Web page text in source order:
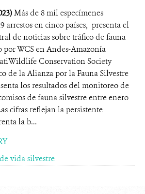
Más de​ 8 mil ​especímenes​​ ​​
arrestos en​ cinco países,​ ​ ​​presenta el
de noticias sobre tráfico de fauna
WCS en Andes-Amazonía​
​​Wildlife Conservation Society
de la Alianza por la Fauna Silvestre
los resultados de​l monitoreo de​
de fauna silvestre entre enero
cifras reflejan la persistente
la b...
vida silvestre